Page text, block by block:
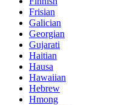
Frisian
Galician
Georgian
Gujarati
Haitian
Hausa
Hawaiian
Hebrew
Hmong